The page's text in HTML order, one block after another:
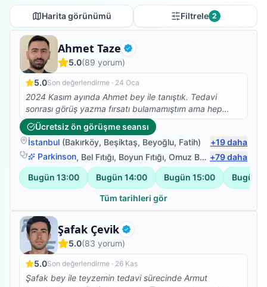
Harita görünümü Filtrele 2
Ahmet Taze Doğrulanmış
Fizyoterapist
5.0(89 yorum)
5.0Son değerlendirme · 24 Oca
2024 Kasım ayında Ahmet bey ile tanıştık. Tedavi
sonrası görüş yazma fırsatı bulamamıştım ama hep
aklımdaydı. Gecikme için özür dilerim :))) 83 yaşında
orta seviyede alzheimer hastalığı olan kayınvalidemin
kolları bir tabağı dahi kaldıramayacak kadar güçsüz
durumdaydı ve özellikle sağ omzunda yoğun ağrıları
vardı. Kollarını hiçbir şekilde yukarı kaldıramıyordu.
Daha önce gittiğimiz doktorlar kaslarında yırtıklar
olduğunu söylemişti. Farklı sıkıntılar da olduğu ve yaşı
sebebiyle ameliyat olmasının uygun olmadığını, kollarını
zorlamamasını ve hatta yukarı kaldırmaması gerektiğini
söylemişlerdi. Ahmet bey ile yaklaşık 1-1,5 aylık çalışma
sonunda kollarını en üst seviyeye kadar kaldırabilir,
yemeğini rahatça yiyebilir, kendi kendine banyo
yapabilir hale geldi. Ahmet bey, kayınvadelimin
alzheimer hastası olması sebebiyle her hareketi ilk kez
Ücretsiz ön görüşme seansı
İstanbul (Bakırköy, Beşiktaş, Beyoğlu, Fatih) +19daha
Parkinson, Bel Fıtığı, Boyun Fıtığı, Omuz Bağ Yaralanması +79daha
Bugün 13:00 Bugün 14:00 Bugün 15:00 Bugün
Tüm tarihleri gör
Şafak Çevik Doğrulanmış
Fizyoterapist
5.0(83 yorum)
5.0Son değerlendirme · 26 Kas
Şafak bey ile teyzemin tedavi sürecinde Armut